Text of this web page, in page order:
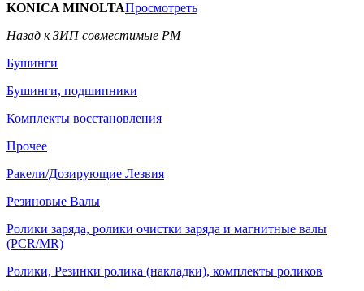
KONICA MINOLTAПросмотреть
Назад к ЗИП совместимые РМ
Бушинги
Бушинги, подшипники
Комплекты восстановления
Прочее
Ракели/Дозирующие Лезвия
Резиновые Валы
Ролики заряда, ролики очистки заряда и магнитные валы
(PCR/MR)
Ролики, Резинки ролика (накладки), комплекты роликов